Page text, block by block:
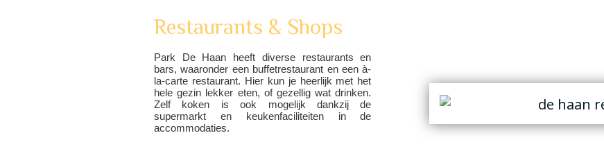
Restaurants & Shops
Park De Haan heeft diverse restaurants en
bars, waaronder een buffetrestaurant en een à-
la-carte restaurant. Hier kun je heerlijk met het
hele gezin lekker eten, of gezellig wat drinken.
Zelf koken is ook mogelijk dankzij de
supermarkt en keukenfaciliteiten in de
accommodaties.